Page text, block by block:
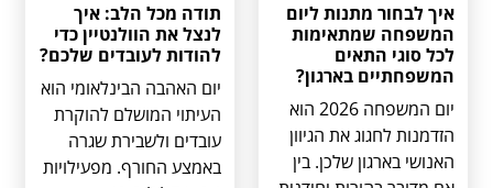
איך לבחור מתנות ליום
המשפחה שמתאימות
לכל סוגי התאים
המשפחתיים בארגון?
יום המשפחה 2026 הוא
הזדמנות לחגוג את הגיוון
האנושי בארגון שלכן. בין
תודה מכל הלב: איך
לנצל את הוולנטיין כדי
להודות לעובדים שלכם?
יום האהבה הבינלאומי הוא
העיתוי המושלם להוקרת
עובדים ולשבירת שגרה
באמצע החורף. מפעילויות